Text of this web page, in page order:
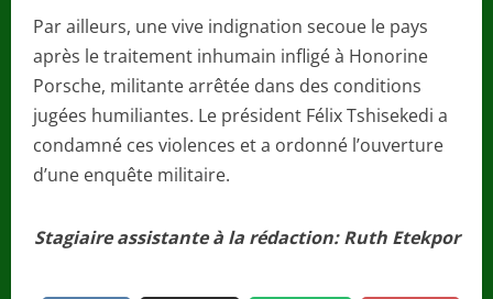
Par ailleurs, une vive indignation secoue le pays
après le traitement inhumain infligé à Honorine
Porsche, militante arrêtée dans des conditions
jugées humiliantes. Le président Félix Tshisekedi a
condamné ces violences et a ordonné l’ouverture
d’une enquête militaire.
Stagiaire assistante à la rédaction: Ruth Etekpor